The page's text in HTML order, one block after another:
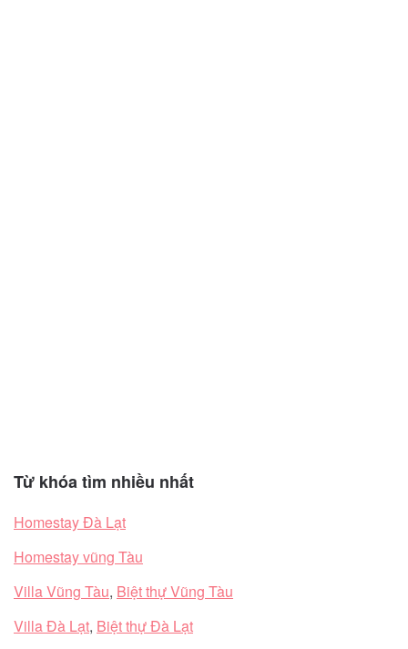
Từ khóa tìm nhiều nhất
Homestay Đà Lạt
Homestay vũng Tàu
Villa Vũng Tàu, Biệt thự Vũng Tàu
Villa Đà Lạt, Biệt thự Đà Lạt